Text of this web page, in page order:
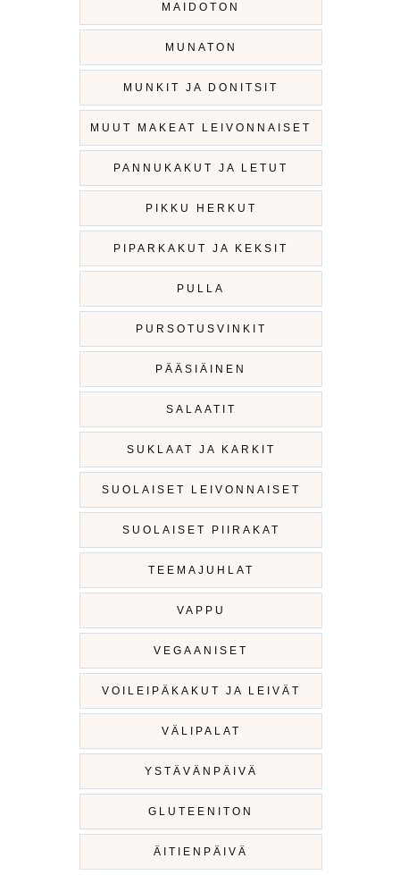
MAIDOTON
MUNATON
MUNKIT JA DONITSIT
MUUT MAKEAT LEIVONNAISET
PANNUKAKUT JA LETUT
PIKKU HERKUT
PIPARKAKUT JA KEKSIT
PULLA
PURSOTUSVINKIT
PÄÄSIÄINEN
SALAATIT
SUKLAAT JA KARKIT
SUOLAISET LEIVONNAISET
SUOLAISET PIIRAKAT
TEEMAJUHLAT
VAPPU
VEGAANISET
VOILEIPÄKAKUT JA LEIVÄT
VÄLIPALAT
YSTÄVÄNPÄIVÄ
GLUTEENITON
ÄITIENPÄIVÄ